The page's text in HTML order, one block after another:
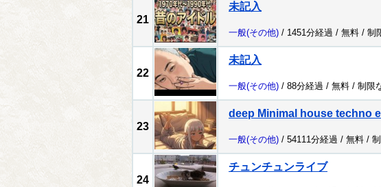
21
未記入
一般(その他) / 1451分経過 / 無料 / 制
22
未記入
一般(その他) / 88分経過 / 無料 / 制限
23
deep Minimal house techno
一般(その他) / 54111分経過 / 無料 /
24
チュンチュンライブ